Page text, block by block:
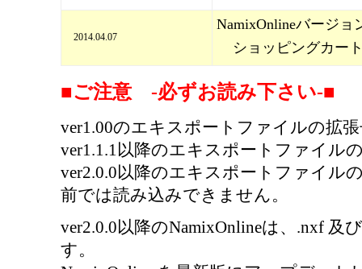
2014.04.07
NamixOnlineバージョ
ショッピングカー
■ご注意 -必ずお読み下さい-■
ver1.00のエキスポートファイルの拡
ver1.1.1以降のエキスポートファイル
ver2.0.0以降のエキスポートファイル
前では読み込みできません。
ver2.0.0以降のNamixOnlineは、.nxf 及
す。